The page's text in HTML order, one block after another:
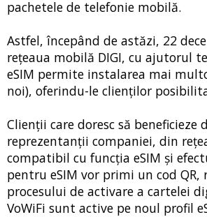
pachetele de telefonie mobilă.
Astfel, începând de astăzi, 22
rețeaua mobilă DIGI, cu ajutorul
eSIM permite instalarea mai
noi), oferindu-le clienților
Clienții care doresc să
reprezentanții companiei, din
compatibil cu funcția eSIM și
pentru eSIM vor primi un cod
procesului de activare a cartelei
VoWiFi sunt active pe noul profil